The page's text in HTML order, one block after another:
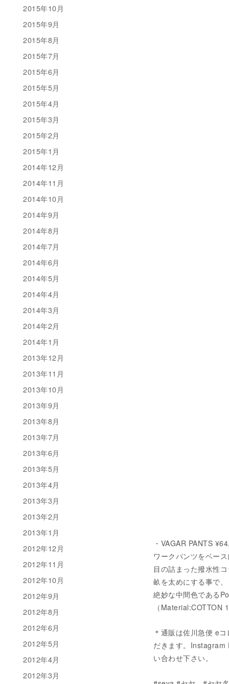
・VAGAR PANTS
ワークパンツをベー
目の詰まった撥水性
畝を太めにする事で
絶妙な中間色である
（Material:COTTON
＊通販は佐川急便 e
だきます。
い合わせ下さい。
2015年10月
2015年9月
2015年8月
2015年7月
2015年6月
2015年5月
2015年4月
2015年3月
2015年2月
2015年1月
2014年12月
2014年11月
2014年10月
2014年9月
2014年8月
2014年7月
2014年6月
2014年5月
2014年4月
2014年3月
2014年2月
2014年1月
2013年12月
2013年11月
2013年10月
2013年9月
2013年8月
2013年7月
2013年6月
2013年5月
2013年4月
2013年3月
2013年2月
2013年1月
2012年12月
2012年11月
2012年10月
2012年9月
2012年8月
2012年6月
2012年5月
2012年4月
2012年3月